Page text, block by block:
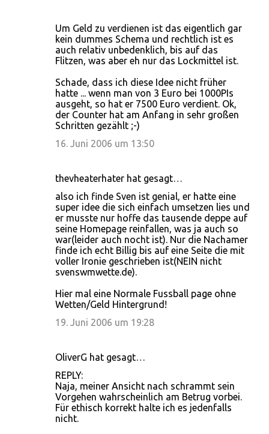
Um Geld zu verdienen ist das eigentlich gar
kein dummes Schema und rechtlich ist es
auch relativ unbedenklich, bis auf das
Flitzen, was aber eh nur das Lockmittel ist.
Schade, dass ich diese Idee nicht früher
hatte ... wenn man von 3 Euro bei 1000PIs
ausgeht, so hat er 7500 Euro verdient. Ok,
der Counter hat am Anfang in sehr großen
Schritten gezählt ;-)
16. Juni 2006 um 13:50
thevheaterhater hat gesagt…
also ich finde Sven ist genial, er hatte eine
super idee die sich einfach umsetzen lies und
er musste nur hoffe das tausende deppe auf
seine Homepage reinfallen, was ja auch so
war(leider auch nocht ist). Nur die Nachamer
finde ich echt Billig bis auf eine Seite die mit
voller Ironie geschrieben ist(NEIN nicht
svenswmwette.de).
Hier mal eine Normale Fussball page ohne
Wetten/Geld Hintergrund!
19. Juni 2006 um 19:28
OliverG hat gesagt…
REPLY:
Naja, meiner Ansicht nach schrammt sein
Vorgehen wahrscheinlich am Betrug vorbei.
Für ethisch korrekt halte ich es jedenfalls
nicht.